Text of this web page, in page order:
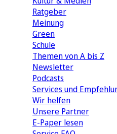
Ratgeber
Meinung
Green
Schule
Themen von A bis Z
Newsletter
Podcasts
Services und
Wir helfen
Unsere Partner
E-Paper lesen